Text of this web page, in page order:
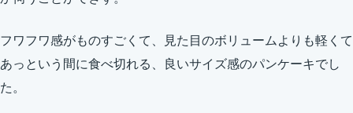
フワフワ感がものすごくて、見た目のボリュームよりも軽くて
あっという間に食べ切れる、良いサイズ感のパンケーキでし
た。